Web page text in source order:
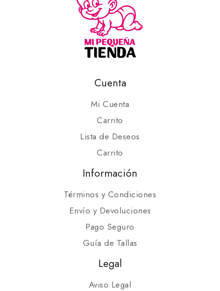
Cuenta
Mi Cuenta
Carrito
Lista de Deseos
Carrito
Información
Términos y Condiciones
Envío y Devoluciones
Pago Seguro
Guía de Tallas
Legal
Aviso Legal